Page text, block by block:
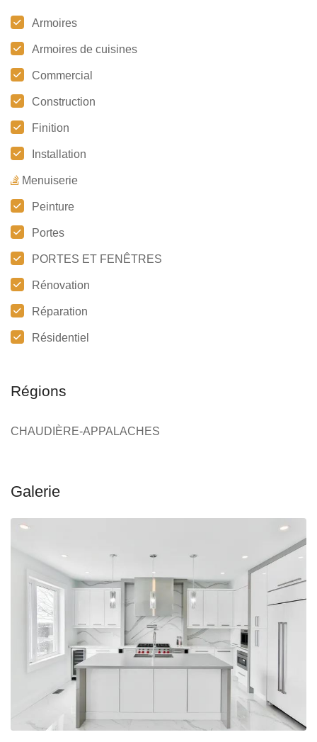
Armoires
Armoires de cuisines
Commercial
Construction
Finition
Installation
Menuiserie
Peinture
Portes
PORTES ET FENÊTRES
Rénovation
Réparation
Résidentiel
Régions
CHAUDIÈRE-APPALACHES